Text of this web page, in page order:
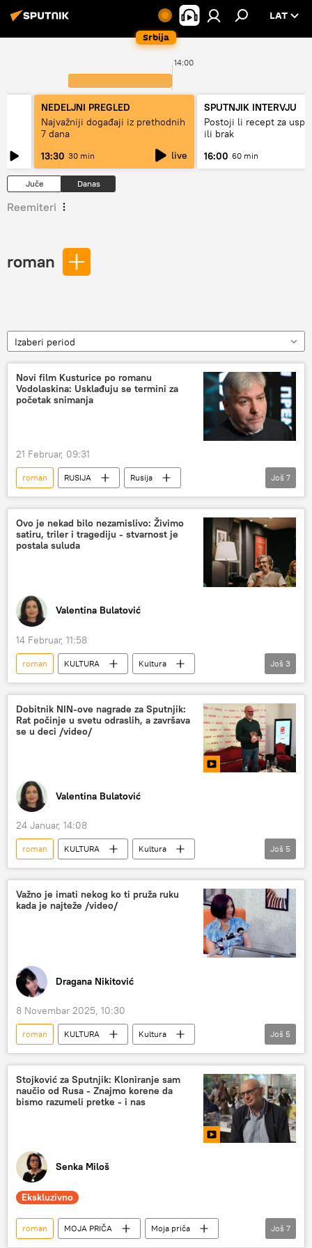
Srbija
LAT
14:00
NEDELJNI PREGLED
Najvažniji događaji iz prethodnih
7 dana
13:30 30 min live
SPUTNJIK INTERVJU
Postoji li recept za
ili brak
16:00 60 min
Juče Danas
Reemiteri
roman
Izaberi period
Novi film Kusturice po romanu
Vodolaskina: Usklađuju se termini za
početak snimanja
21 Februar, 09:31
roman RUSIJA
Rusija
Kultura – galerija
Kultura
Kultura – vesti
Rusija – društvo
Kusturica
Emir Kusturica
Još 7
Ovo je nekad bilo nezamislivo: Živimo
satiru, triler i tragediju - stvarnost je
postala suluda
Valentina Bulatović
14 Februar, 11:58
roman KULTURA
Kultura
intervju
Novi Sad
NIN-ova nagrada
Književnost
Još 3
Dobitnik NIN-ove nagrade za Sputnjik:
Rat počinje u svetu odraslih, a završava
se u deci /video/
Valentina Bulatović
24 Januar, 14:08
roman KULTURA
Kultura
Orbita kulture
Orbita kulture – video
intervju
NIN-ova nagrada
Književnost
Još 5
Važno je imati nekog ko ti pruža ruku
kada je najteže /video/
Dragana Nikitović
8 Novembar 2025, 10:30
roman KULTURA
Kultura
Književnost
književnica
pisac
knjiga
učiteljica
Još 5
Stojković za Sputnjik: Kloniranje sam
naučio od Rusa - Znajmo korene da
bismo razumeli pretke - i nas
Senka Miloš
Ekskluzivno
roman MOJA PRIČA
Moja priča
Još 7